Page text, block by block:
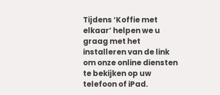
Tijdens ‘Koffie met
elkaar’ helpen we u
graag met het
installeren van de link
om onze online diensten
te bekijken op uw
telefoon of iPad.